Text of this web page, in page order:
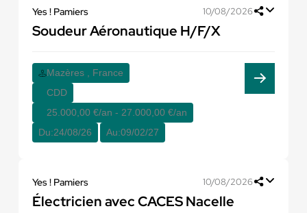
Yes ! Pamiers 10/08/2026
Soudeur Aéronautique H/F/X
Mazères , France
CDD
25.000,00 €/an - 27.000,00 €/an
Du:24/08/26 Au:09/02/27
Yes ! Pamiers 10/08/2026
Électricien avec CACES Nacelle